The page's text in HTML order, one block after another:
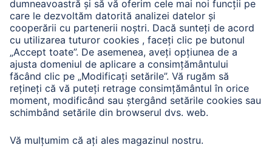
A.N.P.C. SAL
Companie
Istoria companiei
Hama Mondial